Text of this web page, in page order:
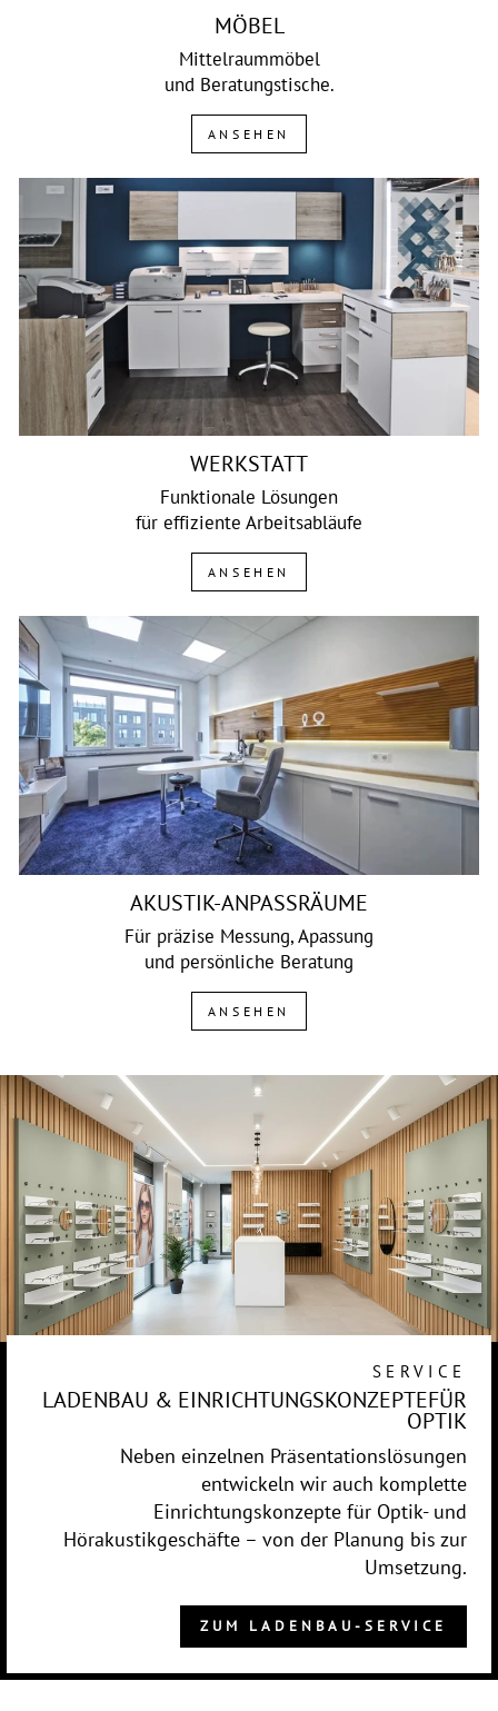
MÖBEL
Mittelraummöbel
und Beratungstische.
ANSEHEN
WERKSTATT
Funktionale Lösungen
für effiziente Arbeitsabläufe
ANSEHEN
AKUSTIK-ANPASSRÄUME
Für präzise Messung, Apassung
und persönliche Beratung
ANSEHEN
SERVICE
LADENBAU & EINRICHTUNGSKONZEPTEFÜR
OPTIK
Neben einzelnen Präsentationslösungen
entwickeln wir auch komplette
Einrichtungskonzepte für Optik- und
Hörakustikgeschäfte – von der Planung bis zur
Umsetzung.
ZUM LADENBAU-SERVICE